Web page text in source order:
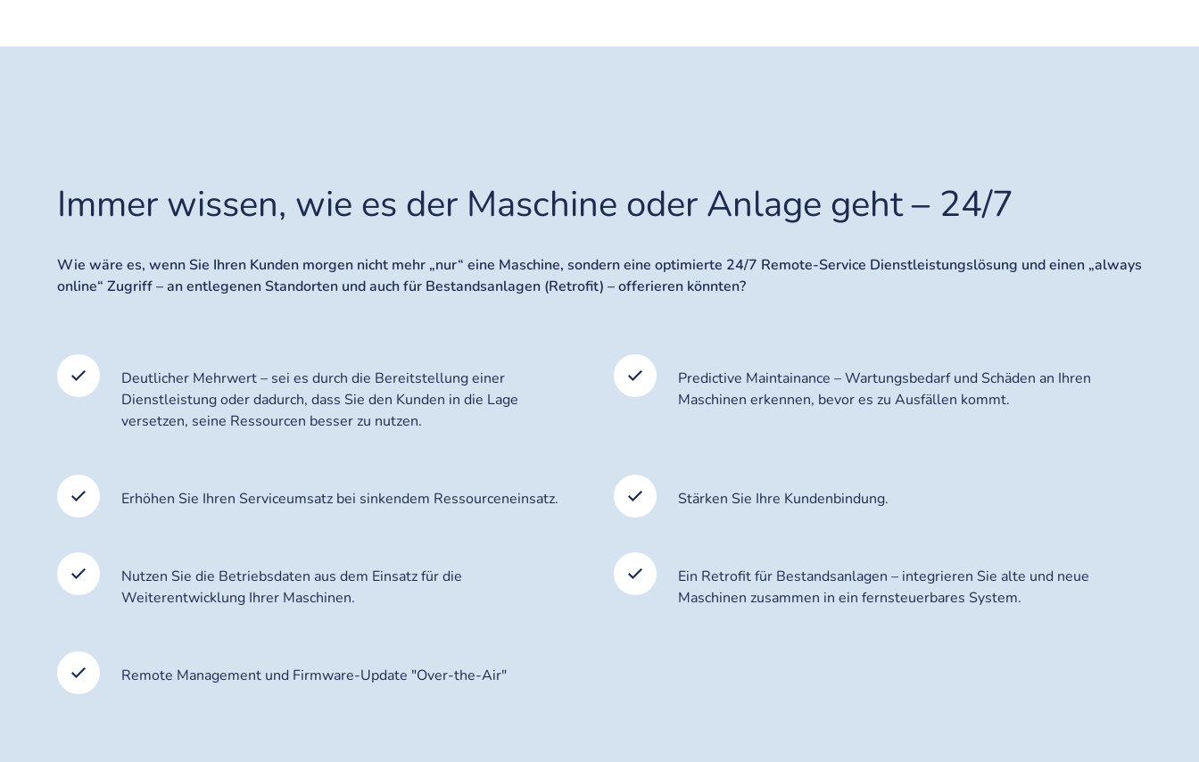
Immer wissen, wie es der Maschine oder Anlage geht– 24/7
Wie wäre es, wenn Sie Ihren Kunden morgen nicht mehr „nur“ eine Maschine, sondern eine optimierte 24/7 Remote-Service Dienstleistungslösung und einen „always
online“ Zugriff – an entlegenen Standorten und auch für Bestandsanlagen (Retrofit) – offerieren könnten?
Deutlicher Mehrwert – sei es durch die Bereitstellung einer
Dienstleistung oder dadurch, dass Sie den Kunden in die Lage
versetzen, seine Ressourcen besser zu nutzen.
Predictive Maintainance – Wartungsbedarf und Schäden an Ihren
Maschinen erkennen, bevor es zu Ausfällen kommt.
Erhöhen Sie Ihren Serviceumsatz bei sinkendem Ressourceneinsatz. Stärken Sie Ihre Kundenbindung.
Nutzen Sie die Betriebsdaten aus dem Einsatz für die
Weiterentwicklung Ihrer Maschinen.
Ein Retrofit für Bestandsanlagen – integrieren Sie alte und neue
Maschinen zusammen in ein fernsteuerbares System.
Remote Management und Firmware-Update "Over-the-Air"